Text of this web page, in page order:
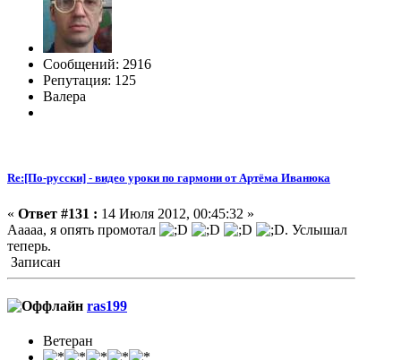
Сообщений: 2916
Репутация: 125
Валера
Re:[По-русски] - видео уроки по гармони от Артёма Иванюка
« Ответ #131 : 14 Июля 2012, 00:45:32 »
Ааааа, я опять промотал
. Услышал
теперь.
Записан
ras199
Ветеран